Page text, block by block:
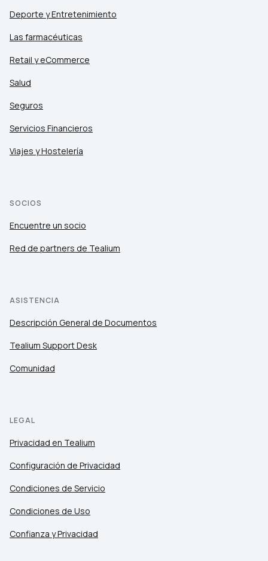
Deporte y Entretenimiento
Las farmacéuticas
Retail y eCommerce
Salud
Seguros
Servicios Financieros
Viajes y Hostelería
SOCIOS
Encuentre un socio
Red de partners de Tealium
ASISTENCIA
Descripción General de Documentos
Tealium Support Desk
Comunidad
LEGAL
Privacidad en Tealium
Configuración de Privacidad
Condiciones de Servicio
Condiciones de Uso
Confianza y Privacidad